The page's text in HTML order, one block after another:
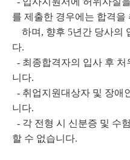
를 제출한 경우에는 합격을
하며, 향후 5년간 당사의
다.
- 최종합격자의 입사 후
니다.
- 취업지원대상자 및 장애
니다.
- 각 전형 시 신분증 및 수
할 수 없습니다.